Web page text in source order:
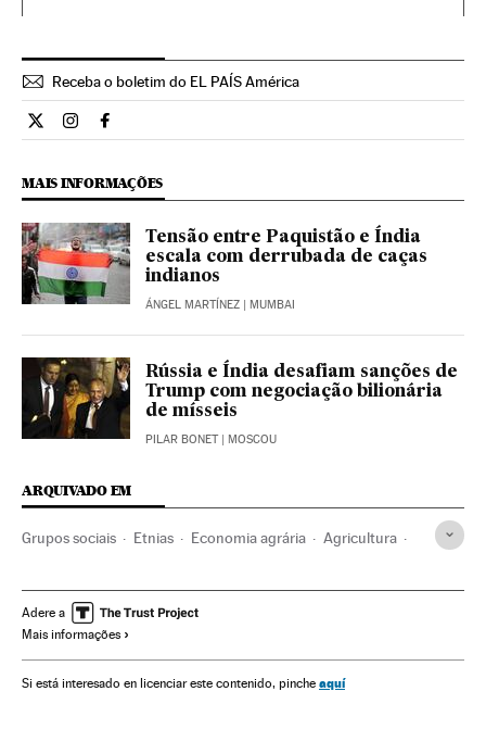
Receba o boletim do EL PAÍS América
Internacional El País Brasil en Twitter
Internacional El País Brasil en Instagram
Internacional El País Brasil en Facebook
MAIS INFORMAÇÕES
Tensão entre Paquistão e Índia
escala com derrubada de caças
indianos
ÁNGEL MARTÍNEZ | MUMBAI
Rússia e Índia desafiam sanções de
Trump com negociação bilionária
de mísseis
PILAR BONET| MOSCOU
ARQUIVADO EM
Grupos sociais Etnias Economia agrária Agricultura
Política Sociedade Meio ambiente
BJP Índia Ásia meridional
Mudança climática Ásia Partidos políticos
Adere a
Mais informações
Si está interesado en licenciar este contenido, pinche aquí